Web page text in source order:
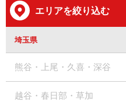
エリアを絞り込む
埼玉県
熊谷・上尾・久喜・深谷
越谷・春日部・草加